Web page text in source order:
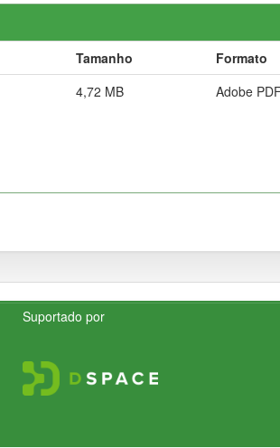
Tamanho
Formato
4,72 MB Adobe PDF
Suportado por